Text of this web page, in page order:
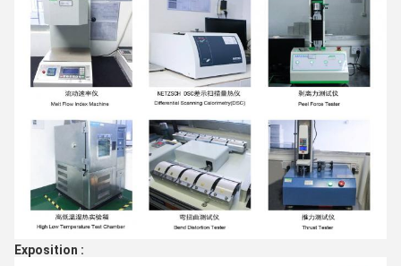
Exposition :